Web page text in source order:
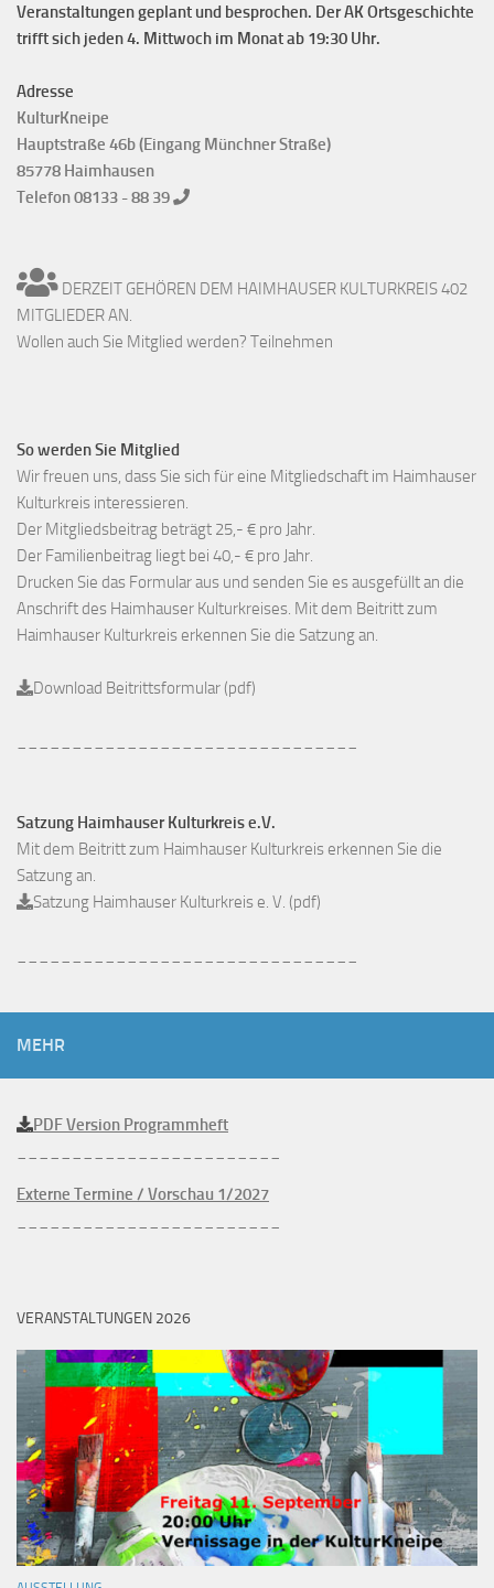
Veranstaltungen geplant und besprochen. Der AK Ortsgeschichte
trifft sich jeden 4. Mittwoch im Monat ab 19:30 Uhr.
Adresse
KulturKneipe
Hauptstraße 46b (Eingang Münchner Straße)
85778 Haimhausen
Telefon 08133 - 88 39
DERZEIT GEHÖREN DEM HAIMHAUSER KULTURKREIS 402
MITGLIEDER AN.
Wollen auch Sie Mitglied werden? Teilnehmen
So werden Sie Mitglied
Wir freuen uns, dass Sie sich für eine Mitgliedschaft im Haimhauser
Kulturkreis interessieren.
Der Mitgliedsbeitrag beträgt 25,- € pro Jahr.
Der Familienbeitrag liegt bei 40,- € pro Jahr.
Drucken Sie das Formular aus und senden Sie es ausgefüllt an die
Anschrift des Haimhauser Kulturkreises. Mit dem Beitritt zum
Haimhauser Kulturkreis erkennen Sie die Satzung an.
Download Beitrittsformular (pdf)
Satzung Haimhauser Kulturkreis e.V.
Mit dem Beitritt zum Haimhauser Kulturkreis erkennen Sie die
Satzung an.
Satzung Haimhauser Kulturkreis e. V. (pdf)
MEHR
PDF Version Programmheft
Externe Termine / Vorschau 1/2027
VERANSTALTUNGEN 2026